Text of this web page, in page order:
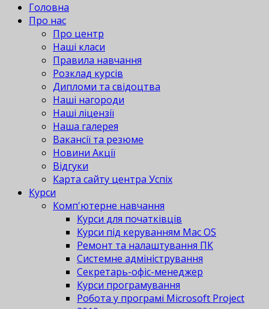
Головна
Про нас
Про центр
Наші класи
Правила навчання
Розклад курсів
Дипломи та свідоцтва
Наші нагороди
Наші ліцензії
Наша галерея
Вакансії та резюме
Новини Акції
Відгуки
Карта сайту центра Успіх
Курси
Комп'ютерне навчання
Курси для початківців
Курси під керуванням Mac OS
Ремонт та налаштування ПК
Системне адміністрування
Секретарь-офіс-менеджер
Курси програмування
Робота у програмі Microsoft Project